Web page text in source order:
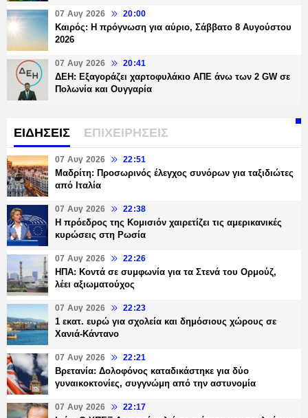
07 Αυγ 2026 20:00
Καιρός: Η πρόγνωση για αύριο, Σάββατο 8 Αυγούστου
2026
07 Αυγ 2026 20:41
ΔΕΗ: Εξαγοράζει χαρτοφυλάκιο ΑΠΕ άνω των 2 GW σε
Πολωνία και Ουγγαρία
ΕΙΔΗΣΕΙΣ ΕΠΙΧΕΙΡΗΣΕΙΣ
07 Αυγ 2026 22:51
Μαδρίτη: Προσωρινός έλεγχος συνόρων για ταξιδιώτες
από Ιταλία
07 Αυγ 2026 22:38
Η πρόεδρος της Κομισιόν χαιρετίζει τις αμερικανικές
κυρώσεις στη Ρωσία
07 Αυγ 2026 22:26
ΗΠΑ: Κοντά σε συμφωνία για τα Στενά του Ορμούζ,
λέει αξιωματούχος
07 Αυγ 2026 22:23
1 εκατ. ευρώ για σχολεία και δημόσιους χώρους σε
Χανιά-Κάντανο
07 Αυγ 2026 22:21
Βρετανία: Δολοφόνος καταδικάστηκε για δύο
γυναικοκτονίες, συγγνώμη από την αστυνομία
07 Αυγ 2026 22:17